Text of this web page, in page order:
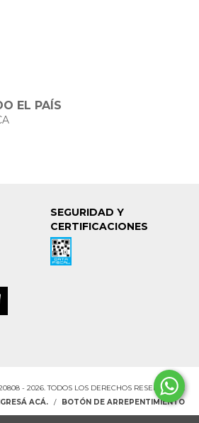
EL PAÍS
SEGURIDAD Y
CERTIFICACIONES
- 2026. TODOS LOS DERECHOS RESERVADOS.
ACÁ. / BOTÓN DE ARREPENTIMIENTO